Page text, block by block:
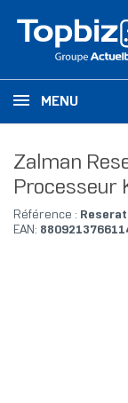
MENU
Zalman
Processeur
Référence :
EAN: